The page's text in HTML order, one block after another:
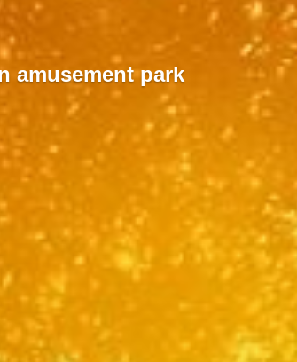
amusement park